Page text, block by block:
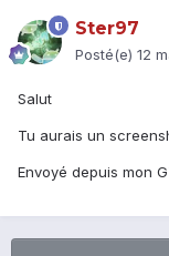
Ster97
Posté(e) 12
Salut
Tu aurais un
Envoyé depuis mon